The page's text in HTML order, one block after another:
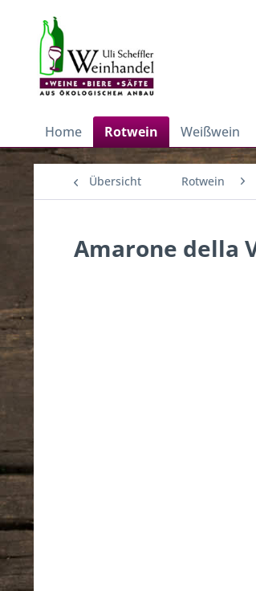
Home Rotwein Weißwein
Übersicht Rotwein
Amarone della